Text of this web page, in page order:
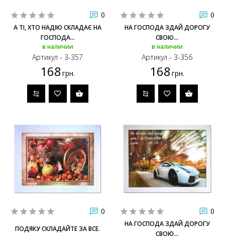
0
А ТІ, ХТО НАДІЮ СКЛАДАЄ НА
ГОСПОДА...
в наличии
Артикул - 3-357
168 грн.
0
НА ГОСПОДА ЗДАЙ ДОРОГУ
СВОЮ...
в наличии
Артикул - 3-356
168 грн.
0
ПОДЯКУ СКЛАДАЙТЕ ЗА ВСЕ.
0
НА ГОСПОДА ЗДАЙ ДОРОГУ
СВОЮ...